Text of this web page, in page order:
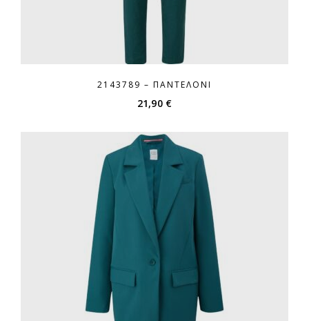
2143789 – ΠΑΝΤΕΛΌΝΙ
21,90 €